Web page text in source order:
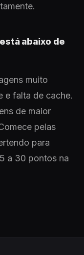
abaixo de
muito
e falta de cache.
de maior
pelas
para
a 30 pontos na